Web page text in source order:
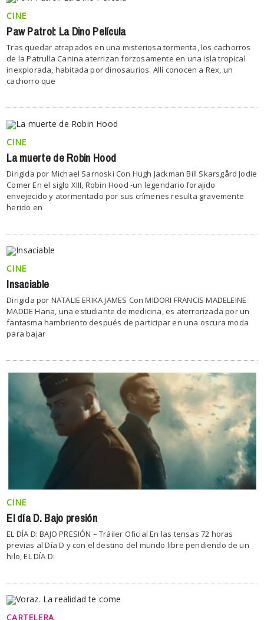
CINE
Paw Patrol: La Dino Película
Tras quedar atrapados en una misteriosa tormenta, los cachorros
de la Patrulla Canina aterrizan forzosamente en una isla tropical
inexplorada, habitada por dinosaurios. Allí conocen a Rex, un
cachorro que
CINE
La muerte de Robin Hood
Dirigida por Michael Sarnoski Con Hugh Jackman Bill Skarsgård Jodie
Comer En el siglo XIII, Robin Hood -un legendario forajido
envejecido y atormentado por sus crímenes resulta gravemente
herido en
CINE
Insaciable
Dirigida por NATALIE ERIKA JAMES Con MIDORI FRANCIS MADELEINE
MADDE Hana, una estudiante de medicina, es aterrorizada por un
fantasma hambriento después de participar en una oscura moda
para bajar
CINE
El día D. Bajo presión
EL DÍA D: BAJO PRESIÓN – Tráiler Oficial En las tensas 72 horas
previas al Día D y con el destino del mundo libre pendiendo de un
hilo, EL DÍA D:
CARTELERA